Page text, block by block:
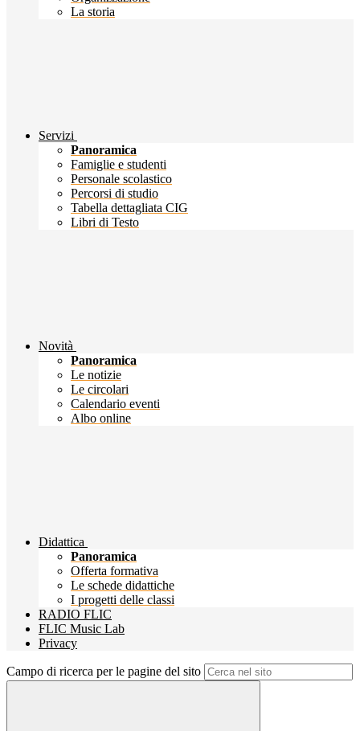
La storia
Servizi
Panoramica
Famiglie e studenti
Personale scolastico
Percorsi di studio
Tabella dettagliata CIG
Libri di Testo
Novità
Panoramica
Le notizie
Le circolari
Calendario eventi
Albo online
Didattica
Panoramica
Offerta formativa
Le schede didattiche
I progetti delle classi
RADIO FLIC
FLIC Music Lab
Privacy
Campo di ricerca per le pagine del sito